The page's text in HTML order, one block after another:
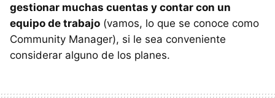
gestionar muchas cuentas y contar con un
equipo de trabajo (vamos, lo que se conoce como
Community Manager), si le sea conveniente
considerar alguno de los planes.